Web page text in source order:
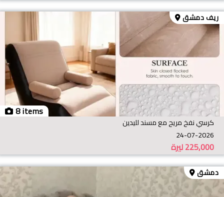
8 items
ريف دمشق
كرسي نفخ مريح مع مسند لليدين
24-07-2026
ليرة225,000
دمشق